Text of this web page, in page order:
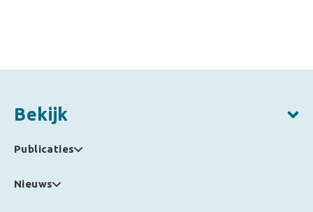
Bekijk
Publicaties
Nieuws